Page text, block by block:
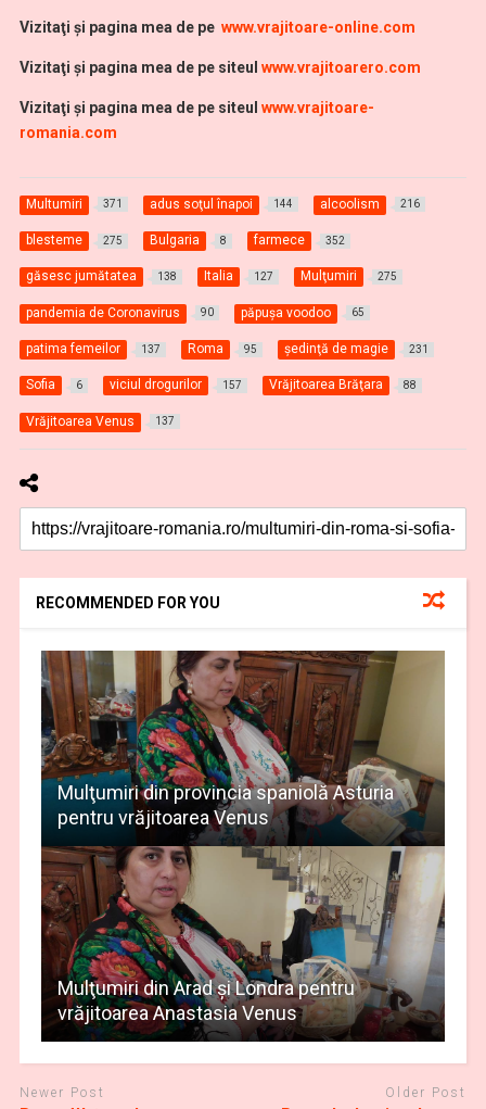
Vizitaţi şi pagina mea de pe www.vrajitoare-online.com
Vizitaţi şi pagina mea de pe siteul www.vrajitoarero.com
Vizitaţi şi pagina mea de pe siteul www.vrajitoare-
romania.com
Multumiri 371 adus soţul înapoi 144 alcoolism 216
blesteme 275 Bulgaria 8 farmece 352
găsesc jumătatea 138 Italia 127 Mulţumiri 275
pandemia de Coronavirus 90 păpuşa voodoo 65
patima femeilor 137 Roma 95 şedinţă de magie 231
Sofia 6 viciul drogurilor 157 Vrăjitoarea Brăţara 88
Vrăjitoarea Venus 137
RECOMMENDED FOR YOU
Mulţumiri din provincia spaniolă Asturia
pentru vrăjitoarea Venus
Mulţumiri din Arad și Londra pentru
vrăjitoarea Anastasia Venus
Newer Post Older Post